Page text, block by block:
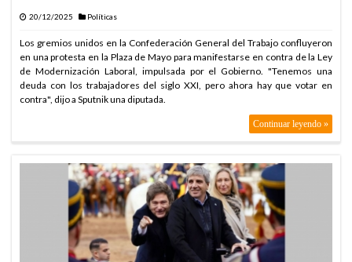
20/12/2025 Políticas
Los gremios unidos en la Confederación General del Trabajo confluyeron
en una protesta en la Plaza de Mayo para manifestarse en contra de la Ley
de Modernización Laboral, impulsada por el Gobierno. "Tenemos una
deuda con los trabajadores del siglo XXI, pero ahora hay que votar en
contra", dijo a Sputnik una diputada.
Continuar leyendo »